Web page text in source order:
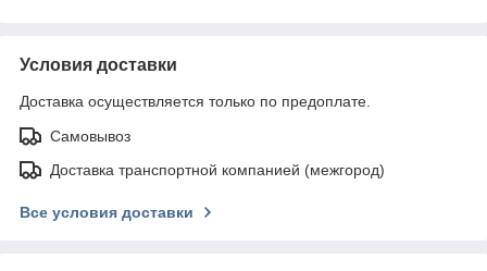
Условия доставки
Доставка осуществляется только по предоплате.
Самовывоз
Доставка транспортной компанией (межгород)
Все условия доставки